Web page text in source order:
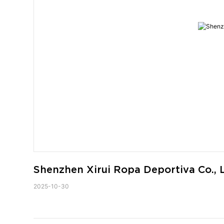
Shenzhen Xirui Ropa Deportiva Co.,
2025-10-30